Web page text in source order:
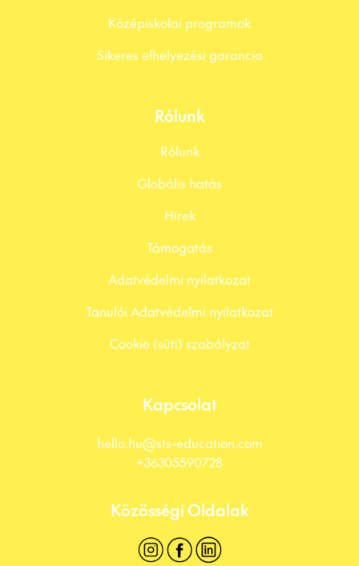
Középiskolai programok
Sikeres elhelyezési garancia
Rólunk
Rólunk
Globális hatás
Hírek
Támogatás
Adatvédelmi nyilatkozat
Tanulói Adatvédelmi nyilatkozat
Cookie (süti) szabályzat
Kapcsolat
hello.hu@sts-education.com
+36305590728
Közösségi Oldalak